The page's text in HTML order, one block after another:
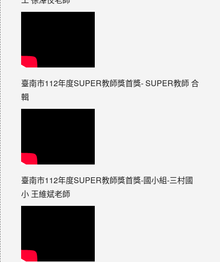
臺南市112年度SUPER教師獎首獎- SUPER教師 合
輯
臺南市112年度SUPER教師獎首獎-國小組-三村國
小 王維斌老師